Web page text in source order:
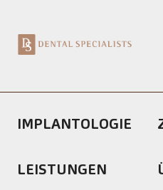
IMPLANTOLOGIE
LEISTUNGEN